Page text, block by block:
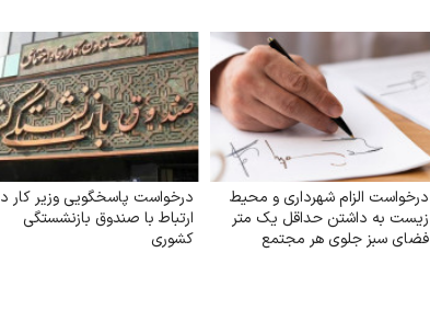
درخواست الزام شهرداری و محیط
زیست به داشتن حداقل یک متر
فضای سبز جلوی هر مجتمع
درخواست پاسخگویی وزیر کار
ارتباط با صندوق بازنشستگی
کشوری